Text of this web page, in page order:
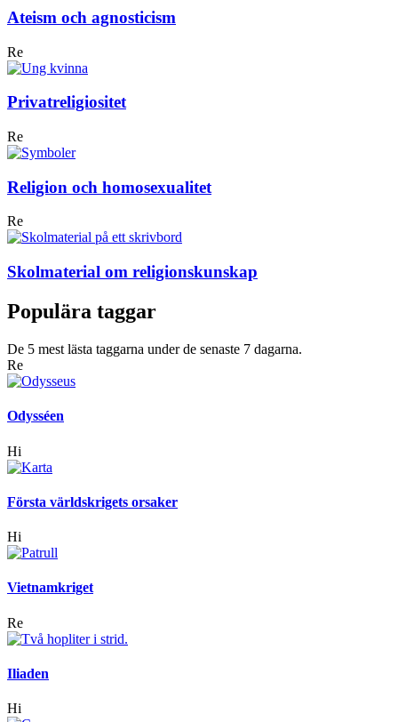
Ateism och agnosticism
Re
Privatreligiositet
Re
Religion och homosexualitet
Re
Skolmaterial om religionskunskap
Populära taggar
De 5 mest lästa taggarna under de senaste 7 dagarna.
Re
Odysséen
Hi
Första världskrigets orsaker
Hi
Vietnamkriget
Re
Iliaden
Hi